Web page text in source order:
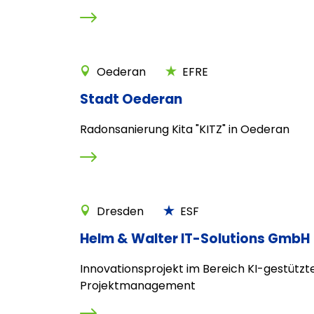
Oederan EFRE
Stadt Oederan
Radonsanierung Kita "KITZ" in Oederan
Dresden ESF
Helm & Walter IT-Solutions GmbH
Innovationsprojekt im Bereich KI-
Projektmanagement